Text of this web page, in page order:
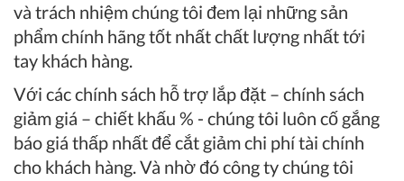
và trách nhiệm chúng tôi đem lại những sản
phẩm chính hãng tốt nhất chất lượng nhất tới
tay khách hàng.
Với các chính sách hỗ trợ lắp đặt – chính sách
giảm giá – chiết khấu % - chúng tôi luôn cố gắng
báo giá thấp nhất để cắt giảm chi phí tài chính
cho khách hàng. Và nhờ đó công ty chúng tôi